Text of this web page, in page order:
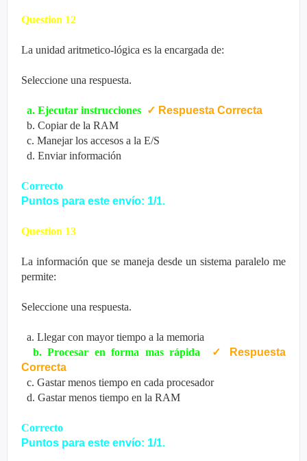
Question 12
La unidad aritmetico-lógica es la encargada de:
Seleccione una respuesta.
a. Ejecutar instrucciones ✓ Respuesta Correcta
b. Copiar de la RAM
c. Manejar los accesos a la E/S
d. Enviar información
Correcto
Puntos para este envío: 1/1.
Question 13
La información que se maneja desde un sistema paralelo me
permite:
Seleccione una respuesta.
a. Llegar con mayor tiempo a la memoria
b. Procesar en forma mas rápida
✓
Respuesta
Correcta
c. Gastar menos tiempo en cada procesador
d. Gastar menos tiempo en la RAM
Correcto
Puntos para este envío: 1/1.